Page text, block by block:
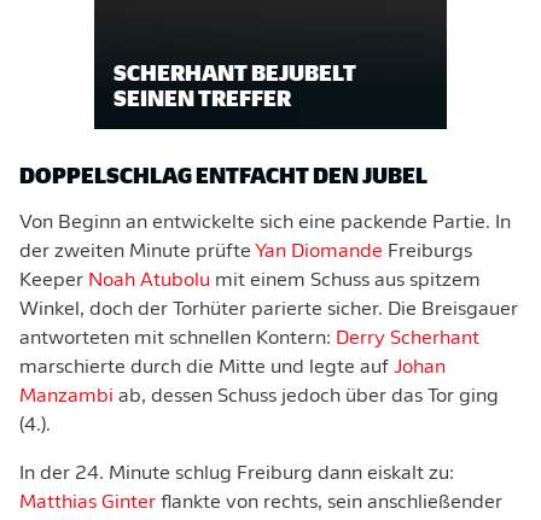
SCHERHANT BEJUBELT
SEINEN TREFFER
DOPPELSCHLAG ENTFACHT DEN JUBEL
Von Beginn an entwickelte sich eine packende Partie. In
der zweiten Minute prüfte Yan Diomande Freiburgs
Keeper Noah Atubolu mit einem Schuss aus spitzem
Winkel, doch der Torhüter parierte sicher. Die Breisgauer
antworteten mit schnellen Kontern: Derry Scherhant
marschierte durch die Mitte und legte auf Johan
Manzambi ab, dessen Schuss jedoch über das Tor ging
(4.).
In der 24. Minute schlug Freiburg dann eiskalt zu:
Matthias Ginter flankte von rechts, sein anschließender